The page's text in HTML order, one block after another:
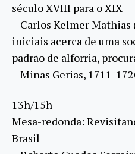
século XVIII para o XIX
– Carlos Kelmer Mathias
iniciais acerca de uma
padrão de alforria,
– Minas Gerias, 1711-
13h/15h
Mesa-redonda:
Brasil